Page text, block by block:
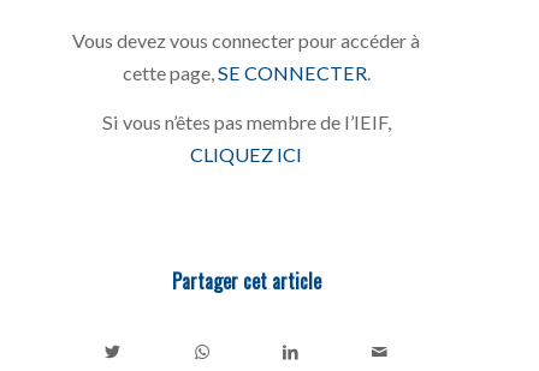
Vous devez vous connecter pour accéder à
cette page,SE CONNECTER.
Si vous n’êtes pas membre de l’IEIF,
CLIQUEZ ICI
Partager cet article